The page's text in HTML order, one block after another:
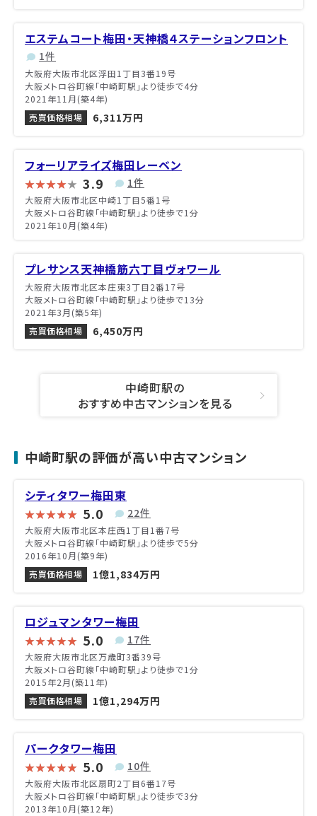
エステムコート梅田・天神橋４ステーションフロント
1件
大阪府大阪市北区浮田1丁目3番19号
大阪メトロ谷町線「中崎町駅」より徒歩で4分
2021年11月(築4年)
売買価格相場
6,311万円
フォーリアライズ梅田レーベン
3.9 1件
大阪府大阪市北区中崎1丁目5番1号
大阪メトロ谷町線「中崎町駅」より徒歩で1分
2021年10月(築4年)
プレサンス天神橋筋六丁目ヴォワール
大阪府大阪市北区本庄東3丁目2番17号
大阪メトロ谷町線「中崎町駅」より徒歩で13分
2021年3月(築5年)
売買価格相場
6,450万円
中崎町駅の
おすすめ中古マンションを見る
中崎町駅の評価が高い中古マンション
シティタワー梅田東
5.0 22件
大阪府大阪市北区本庄西1丁目1番7号
大阪メトロ谷町線「中崎町駅」より徒歩で5分
2016年10月(築9年)
売買価格相場
1億1,834万円
ロジュマンタワー梅田
5.0 17件
大阪府大阪市北区万歳町3番39号
大阪メトロ谷町線「中崎町駅」より徒歩で1分
2015年2月(築11年)
売買価格相場
1億1,294万円
パークタワー梅田
5.0 10件
大阪府大阪市北区扇町2丁目6番17号
大阪メトロ谷町線「中崎町駅」より徒歩で3分
2013年10月(築12年)